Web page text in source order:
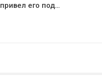
привел его под…